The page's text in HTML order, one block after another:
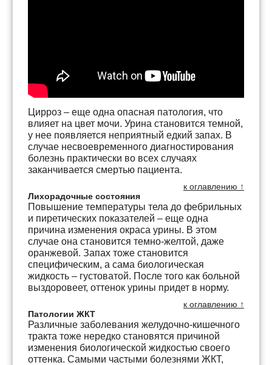
Цирроз – еще одна опасная патология, что
влияет на цвет мочи. Урина становится темной,
у нее появляется неприятный едкий запах. В
случае несвоевременного диагностирования
болезнь практически во всех случаях
заканчивается смертью пациента.
к оглавлению ↑
Лихорадочные состояния
Повышение температуры тела до фебрильных
и пиретических показателей – еще одна
причина изменения окраса урины. В этом
случае она становится темно-желтой, даже
оранжевой. Запах тоже становится
специфическим, а сама биологическая
жидкость – густоватой. После того как больной
выздоровеет, оттенок урины придет в норму.
к оглавлению ↑
Патологии ЖКТ
Различные заболевания желудочно-кишечного
тракта тоже нередко становятся причиной
изменения биологической жидкостью своего
оттенка. Самыми частыми болезнями ЖКТ,